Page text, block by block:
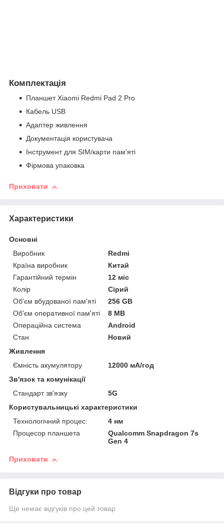
Комплектація
Планшет Xiaomi Redmi Pad 2 Pro
Кабель USB
Адаптер живлення
Документація користувача
Інструмент для SIM/карти пам’яті
Фірмова упаковка
Приховати
Характеристики
Основні
Виробник
Redmi
Країна виробник
Китай
Гарантійний термін
12 міс
Колір
Сірий
Об'єм вбудованої пам'яті
256 GB
Об'єм оперативної пам'яті
8 MB
Операційна система
Android
Стан
Новий
Живлення
Ємність акумулятору
12000 мА/год
Зв'язок та комунікації
Стандарт зв'язку
5G
Користувальницькі характеристики
Технологічний процес:
4 нм
Процесор планшета
Qualcomm Snapdragon 7s
Gen 4
Приховати
Відгуки про товар
Ще немає відгуків про цей товар